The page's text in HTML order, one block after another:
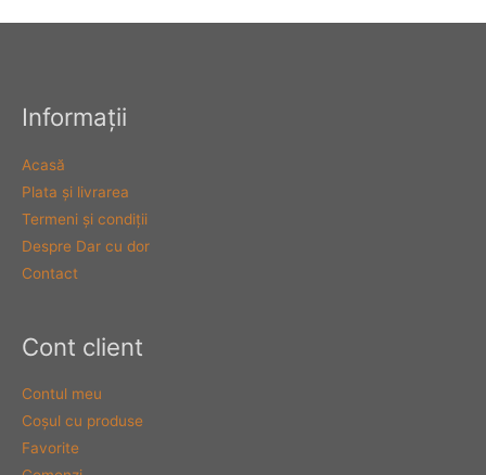
Informaţii
Acasă
Plata şi livrarea
Termeni şi condiţii
Despre Dar cu dor
Contact
Cont client
Contul meu
Coşul cu produse
Favorite